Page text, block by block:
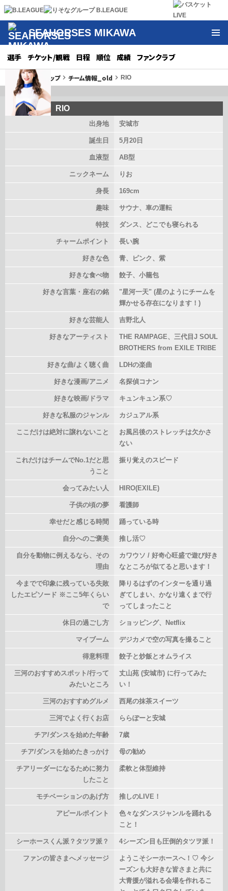
SEAHORSES MIKAWA
選手 チケット/観戦 日程 順位 成績 ファンクラブ
トップkeyboard_arrow_right（旧）トップkeyboard_arrow_right チーム情報_old keyboard_arrow_right RIO
RIO
出身地 安城市
誕生日 5月20日
血液型 AB型
ニックネーム りお
身長 169cm
趣味 サウナ、車の運転
特技 ダンス、どこでも寝られる
チャームポイント 長い腕
好きな色 青、ピンク、紫
好きな食べ物 餃子、小籠包
好きな言葉・座右の銘
"星河一天" (星のようにチームを
輝かせる存在になります！)
好きな芸能人 吉野北人
好きなアーティスト
THE RAMPAGE、三代目J SOUL
BROTHERS from EXILE TRIBE
好きな曲/よく聴く曲 LDHの楽曲
好きな漫画/アニメ 名探偵コナン
好きな映画/ドラマ キュンキュン系♡
好きな私服のジャンル カジュアル系
ここだけは絶対に譲れないこと
お風呂後のストレッチは欠かさ
ない
これだけはチームでNo.1だと思
うこと
振り覚えのスピード
会ってみたい人 HIRO(EXILE)
子供の頃の夢 看護師
幸せだと感じる時間 踊っている時
自分へのご褒美 推し活♡
自分を動物に例えるなら、その
理由
カワウソ / 好奇心旺盛で遊び好き
なところが似てると思います！
今までで印象に残っている失敗
したエピソード ※ここ5年くらい
で
降りるはずのインターを通り過
ぎてしまい、かなり遠くまで行
ってしまったこと
休日の過ごし方 ショッピング、Netflix
マイブーム デジカメで空の写真を撮ること
得意料理 餃子と炒飯とオムライス
三河のおすすめスポット/行って
みたいところ
丈山苑 (安城市) に行ってみた
い！
三河のおすすめグルメ 西尾の抹茶スイーツ
三河でよく行くお店 ららぽーと安城
チア/ダンスを始めた年齢 7歳
チア/ダンスを始めたきっかけ 母の勧め
チアリーダーになるために努力
したこと
柔軟と体型維持
モチベーションのあげ方 推しのLIVE！
アピールポイント
色々なダンスジャンルを踊れる
こと！
シーホースくん派？タツヲ派？ 4シーズン目も圧倒的タツヲ派！
ファンの皆さまへメッセージ
ようこそシーホースへ！♡ 今シ
ーズンも大好きな皆さまと共に
大青援が溢れる会場を作れるこ